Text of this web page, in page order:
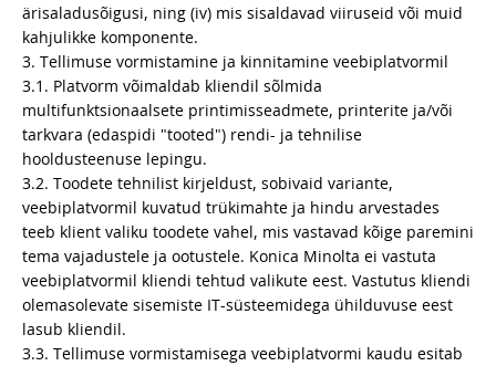
ärisaladusõigusi, ning (iv) mis sisaldavad viiruseid või muid
kahjulikke komponente.
3. Tellimuse vormistamine ja kinnitamine veebiplatvormil
3.1. Platvorm võimaldab kliendil sõlmida
multifunktsionaalsete printimisseadmete, printerite ja/või
tarkvara (edaspidi "tooted") rendi- ja tehnilise
hooldusteenuse lepingu.
3.2. Toodete tehnilist kirjeldust, sobivaid variante,
veebiplatvormil kuvatud trükimahte ja hindu arvestades
teeb klient valiku toodete vahel, mis vastavad kõige paremini
tema vajadustele ja ootustele. Konica Minolta ei vastuta
veebiplatvormil kliendi tehtud valikute eest. Vastutus kliendi
olemasolevate sisemiste IT-süsteemidega ühilduvuse eest
lasub kliendil.
3.3. Tellimuse vormistamisega veebiplatvormi kaudu esitab